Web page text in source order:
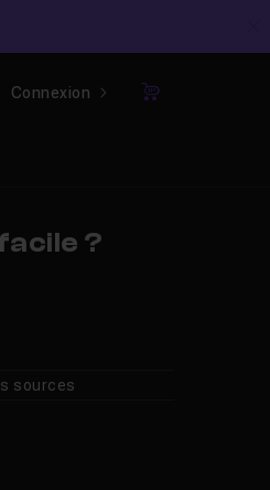
Connexion
Panier
?
sources